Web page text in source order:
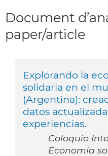
Document
paper/article
Explorando la
solidaria en el
(Argentina):
datos
experiencias.
Coloquio
Economía